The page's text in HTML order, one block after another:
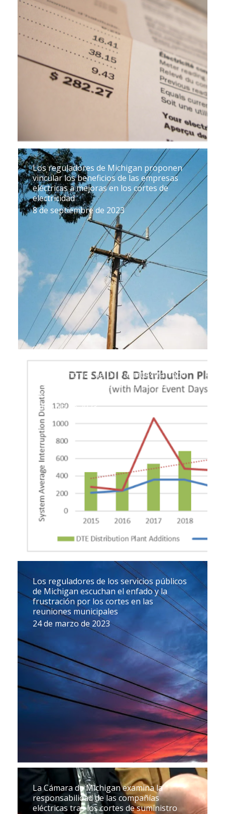
Los reguladores de Michigan proponen
vincular los beneficios de las empresas
eléctricas a mejoras en los cortes de
electricidad
8 de septiembre de 2023
Los testimonios de DTE demuestran que
la subida histórica de tarifas no está
justificada
5 de julio de 2023
Los reguladores de los servicios públicos
de Michigan escuchan el enfado y la
frustración por los cortes en las
reuniones municipales
24 de marzo de 2023
La Cámara de Michigan examina la
responsabilidad de las compañías
eléctricas tras los cortes de suministro